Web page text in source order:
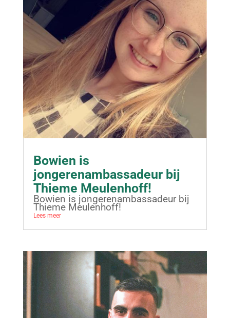
Bowien is
jongerenambassadeur bij
Thieme Meulenhoff!
Bowien is jongerenambassadeur bij
Thieme Meulenhoff!
Lees meer